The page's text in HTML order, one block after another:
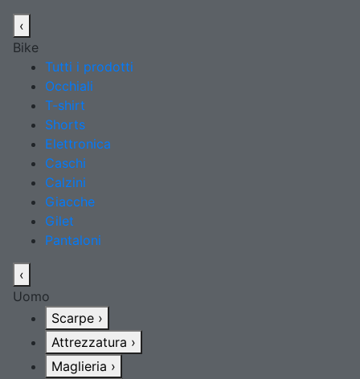
‹
Bike
Tutti i prodotti
Occhiali
T-shirt
Shorts
Elettronica
Caschi
Calzini
Giacche
Gilet
Pantaloni
‹
Uomo
Scarpe ›
Attrezzatura ›
Maglieria ›